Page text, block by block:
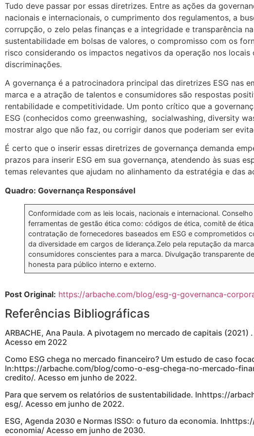
Tudo deve passar por essas diretrizes. Entre as ações da
nacionais e internacionais, o cumprimento dos regulamentos, a
corrupção, o zelo pelas finanças e a integridade e transparência
sustentabilidade em bolsas de valores, o compromisso com os
risco considerando os impactos negativos da operação nos
discriminações.
A governança é a patrocinadora principal das diretrizes ESG nas
marca e a atração de talentos e consumidores são respostas
rentabilidade e competitividade. Um ponto crítico que a
ESG (conhecidos como greenwashing, socialwashing, diversity
mostrar algo que não faz, ou corrigir danos que poderiam ser
É certo que o inserir essas diretrizes de governança demanda
prazos para inserir ESG em sua governança, atendendo às suas
temas relevantes que ajudam no alinhamento da estratégia e das
Quadro: Governança Responsável
Conformidade com as leis locais, nacionais e internacional.
ferramentas de gestão ética como: códigos de ética, comitê de
contratação de fornecedores baseados em ESG e comprometidos
da diversidade em cargos de liderança.Zelo pela reputação da
consumidores conscientes para a marca. Divulgação transparente
honesta para público interno e externo.
Post Original: https://arbache.com/blog/esg-g-governanca-
Referências Bibliográficas
ARBACHE, Ana Paula. A pivotagem no mercado de capitais
Acesso em 2022
Como ESG chega no mercado financeiro? Um estudo de caso
In:https://arbache.com/blog/como-o-esg-chega-no-mercado-
credito/. Acesso em junho de 2022.
Para que servem os relatórios de sustentabilidade. Inhttps://
esg/. Acesso em junho de 2022.
ESG, Agenda 2030 e Normas ISSO: o futuro da economia.
economia/ Acesso em junho de 2030.